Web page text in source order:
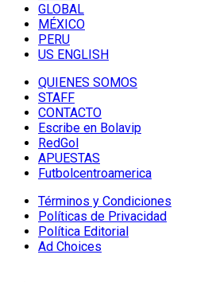
GLOBAL
MÉXICO
PERU
US ENGLISH
QUIENES SOMOS
STAFF
CONTACTO
Escribe en Bolavip
RedGol
APUESTAS
Futbolcentroamerica
Términos y Condiciones
Políticas de Privacidad
Política Editorial
Ad Choices